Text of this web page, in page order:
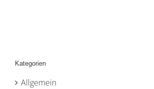
Kategorien
Allgemein